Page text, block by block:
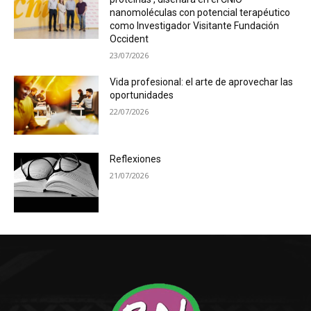
nanomoléculas con potencial terapéutico
como Investigador Visitante Fundación
Occident
23/07/2026
Vida profesional: el arte de aprovechar las
oportunidades
22/07/2026
Reflexiones
21/07/2026